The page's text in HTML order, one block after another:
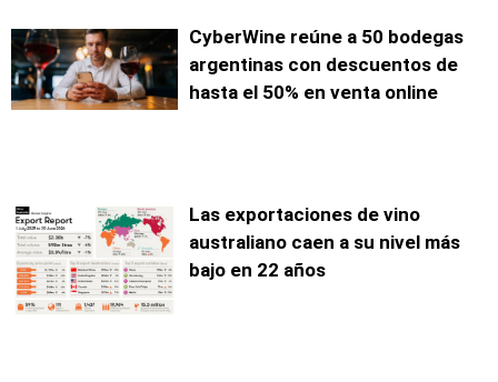
CyberWine reúne a 50 bodegas
argentinas con descuentos de
hasta el 50% en venta online
Las exportaciones de vino
australiano caen a su nivel más
bajo en 22 años